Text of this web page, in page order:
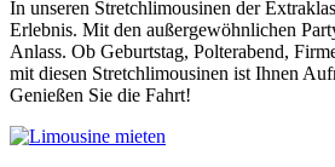
In unseren Stretchlimousinen der
Erlebnis. Mit den außergewöhnlichen
Anlass. Ob Geburtstag, Polterabend,
mit diesen Stretchlimousinen ist Ihnen
Genießen Sie die Fahrt!